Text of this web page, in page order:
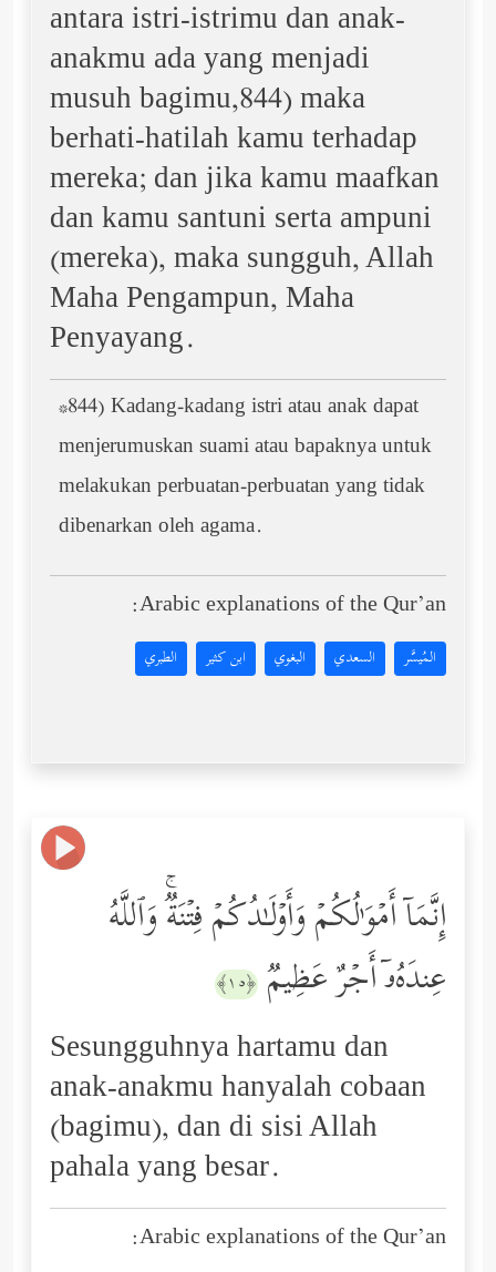
antara istri-istrimu dan anak-
anakmu ada yang menjadi
musuh bagimu,844) maka
berhati-hatilah kamu terhadap
mereka; dan jika kamu maafkan
dan kamu santuni serta ampuni
(mereka), maka sungguh, Allah
Maha Pengampun, Maha
Penyayang.
*844) Kadang-kadang istri atau anak dapat
menjerumuskan suami atau bapaknya untuk
melakukan perbuatan-perbuatan yang tidak
dibenarkan oleh agama.
Arabic explanations of the Qur’an:
المُيسَّر السعدي البغوي ابن كثير الطبري
إِنَّمَاۤ أَمۡوَ ٰ⁠لُكُمۡ وَأَوۡلَـٰدُكُمۡ فِتۡنَةࣱۚ وَٱللَّهُ
عِندَهُۥۤ أَجۡرٌ عَظِیمࣱ ﴿١٥﴾
Sesungguhnya hartamu dan
anak-anakmu hanyalah cobaan
(bagimu), dan di sisi Allah
pahala yang besar.
Arabic explanations of the Qur’an: